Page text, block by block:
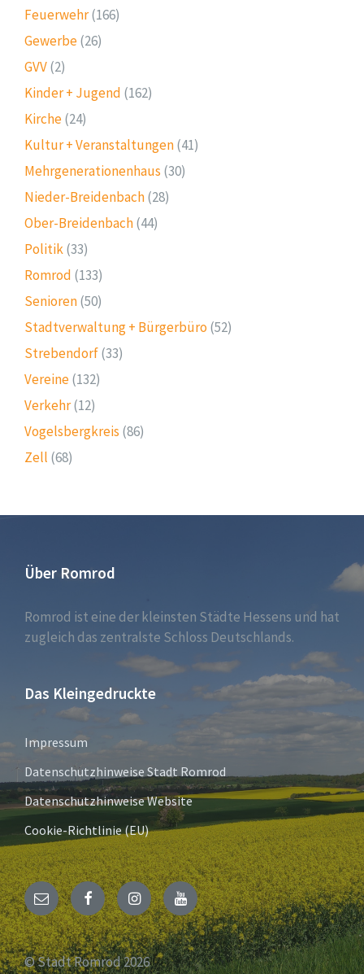
Feuerwehr(166)
Gewerbe(26)
GVV(2)
Kinder + Jugend (162)
Kirche(24)
Kultur + Veranstaltungen(41)
Mehrgenerationenhaus (30)
Nieder-Breidenbach(28)
Ober-Breidenbach(44)
Politik(33)
Romrod (133)
Senioren(50)
Stadtverwaltung + Bürgerbüro (52)
Strebendorf(33)
Vereine(132)
Verkehr(12)
Vogelsbergkreis (86)
Zell (68)
Über Romrod
Romrod ist eine der kleinsten Städte Hessens und hat
zugleich das zentralste Schloss Deutschlands.
Das Kleingedruckte
Impressum
Datenschutzhinweise Stadt Romrod
Datenschutzhinweise Website
Cookie-Richtlinie (EU)
E-
Mail
FacebookInstagramYouTube
© Stadt Romrod 2026